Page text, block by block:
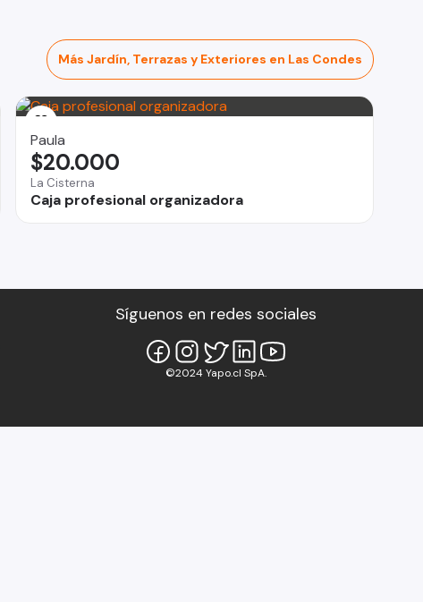
Más Jardín, Terrazas y Exteriores en Las Condes
Paula
La Cisterna
Caja profesional organizadora
$20.000
Síguenos en redes sociales
©2024 Yapo.cl SpA.